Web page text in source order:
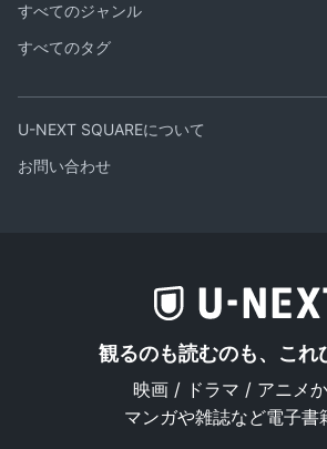
すべてのジャンル
すべてのタグ
U-NEXT SQUAREについて
お問い合わせ
観るのも読むのも、これ
映画 / ドラマ / アニメか
マンガや雑誌など電子書